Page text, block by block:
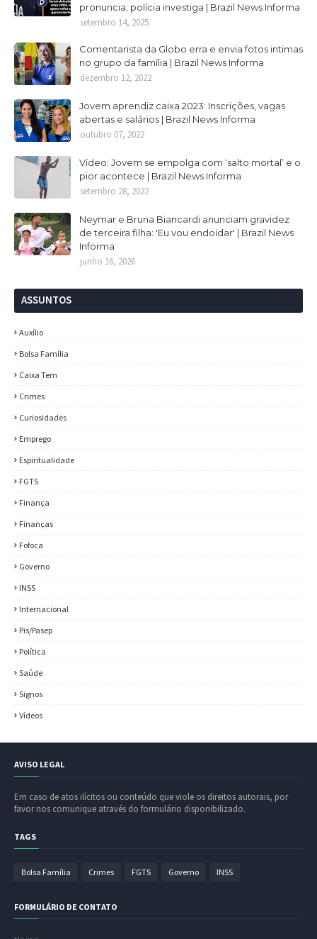
pronuncia; polícia investiga | Brazil News Informa
setembro 14, 2025
Comentarista da Globo erra e envia fotos intimas
no grupo da família | Brazil News Informa
dezembro 12, 2022
Jovem aprendiz caixa 2023: Inscrições, vagas
abertas e salários | Brazil News Informa
outubro 07, 2022
Vídeo: Jovem se empolga com ‘salto mortal’ e o
pior acontece | Brazil News Informa
setembro 28, 2022
Neymar e Bruna Biancardi anunciam gravidez
de terceira filha: 'Eu vou endoidar' | Brazil News
Informa
junho 16, 2026
ASSUNTOS
Auxílio
Bolsa Família
Caixa Tem
Crimes
Curiosidades
Emprego
Espiritualidade
FGTS
Finança
Finanças
Fofoca
Governo
INSS
Internacional
Pis/Pasep
Política
Saúde
Signos
Vídeos
AVISO LEGAL
Em caso de atos ilícitos ou conteúdo que viole os direitos autorais, por
favor nos comunique através do formulário disponibilizado.
TAGS
Bolsa Família Crimes FGTS Governo INSS
FORMULÁRIO DE CONTATO